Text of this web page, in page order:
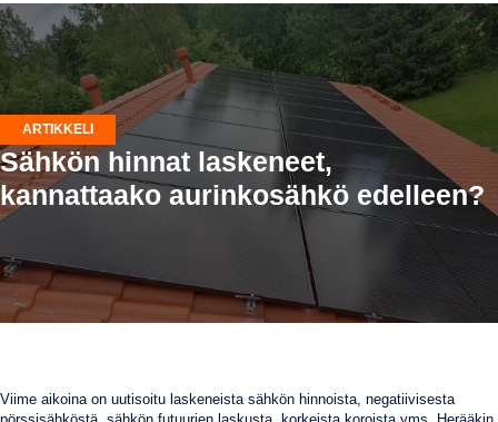
ARTIKKELI
Sähkön hinnat laskeneet,
kannattaako aurinkosähkö edelleen?
Viime aikoina on uutisoitu laskeneista sähkön hinnoista, negatiivisesta